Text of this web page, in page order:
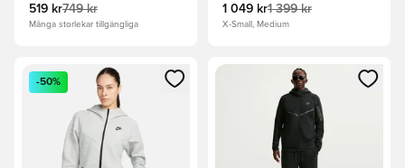
519 kr749 kr
Många storlekar tillgängliga
1 049 kr1 399 kr
X-Small, Medium
Öppnar en Modal för att logga in eller registrera dig som
-50%
Öppnar en Modal för att